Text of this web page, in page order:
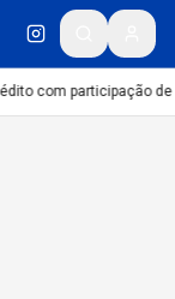
com participação de